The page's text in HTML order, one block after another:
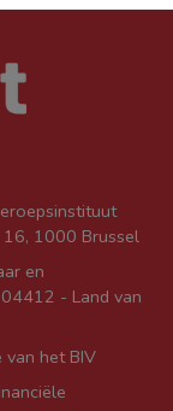
16, 1000 Brussel
en
- Land van
het BIV